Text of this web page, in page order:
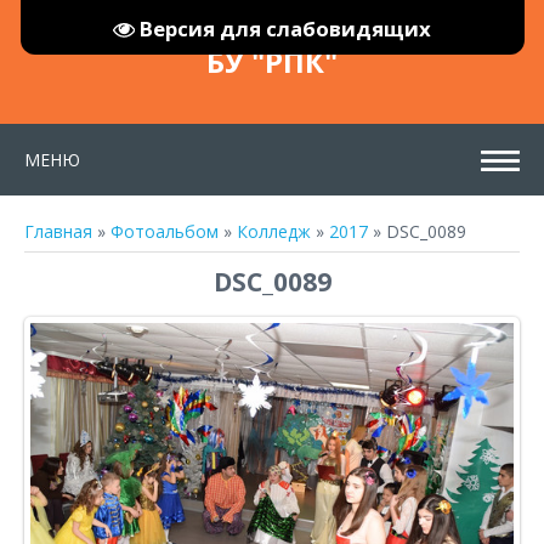
Версия для слабовидящих
БУ "РПК"
МЕНЮ
Главная » Фотоальбом » Колледж » 2017 » DSC_0089
DSC_0089